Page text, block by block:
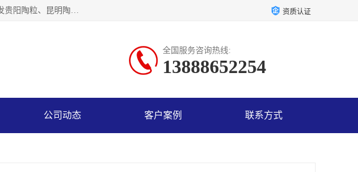
云南仕沃贸易有限公司是一家贵州陶粒生产厂家，陶粒业务覆盖贵阳、昆明、四川、云南、重庆等区域。批发贵阳陶粒、昆明陶粒、四川陶粒、云南陶粒、重庆陶粒，服务热线：*。仕沃贸易建材致力于建筑产业化、绿色建筑体系、产品和系统应用解决方案的企业。研发生产、销售和推广绿色建筑体系、建筑产业化体系的各种环保建筑产品。 资质认证
全国服务咨询热线:
13888652254
公司动态 客户案例 联系方式